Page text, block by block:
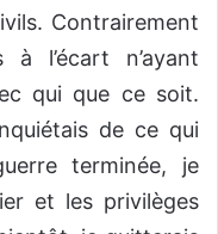
Contrairement
l’écart n’ayant
qui que ce soit.
de ce qui
terminée, je
et les privilèges